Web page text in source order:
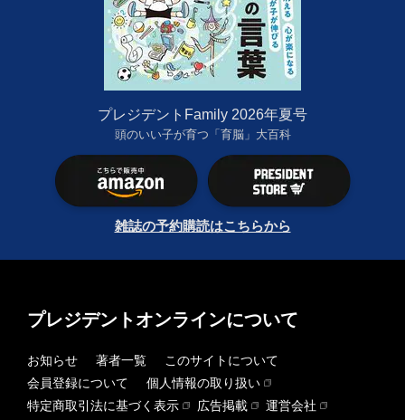
プレジデントFamily 2026年夏号
頭のいい子が育つ「育脳」大百科
雑誌の予約購読はこちらから
プレジデントオンラインについて
お知らせ 著者一覧
このサイトについて
会員登録について
個人情報の取り扱い
特定商取引法に基づく表示
広告掲載
運営会社